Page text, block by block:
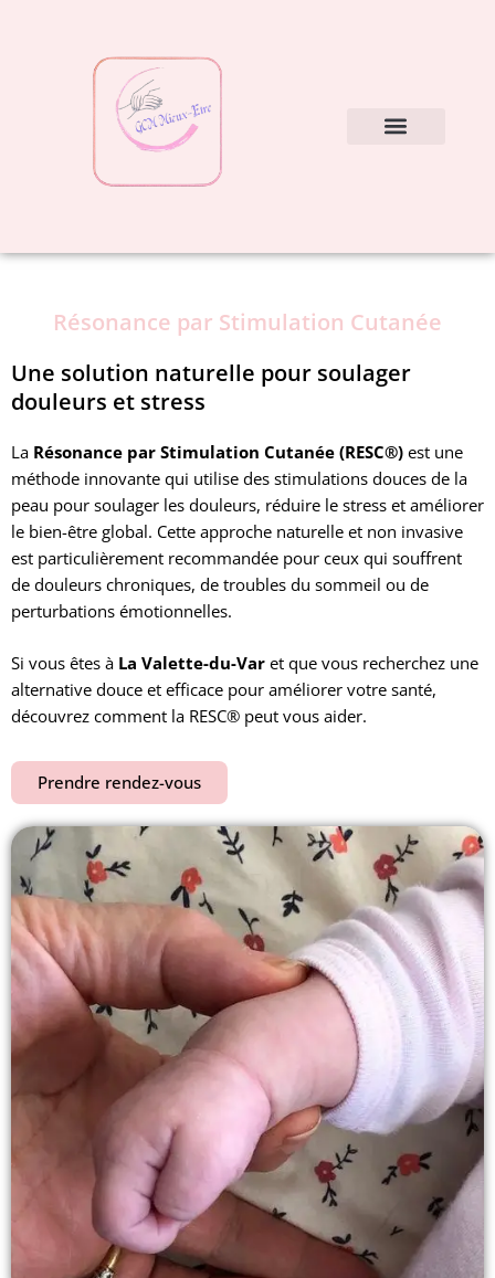
Résonance par Stimulation Cutanée
Une solution naturelle pour soulager
douleurs et stress
La Résonance par Stimulation Cutanée (RESC®) est une
méthode innovante qui utilise des stimulations douces de la
peau pour soulager les douleurs, réduire le stress et améliorer
le bien-être global. Cette approche naturelle et non invasive
est particulièrement recommandée pour ceux qui souffrent
de douleurs chroniques, de troubles du sommeil ou de
perturbations émotionnelles.
Si vous êtes à La Valette-du-Var et que vous recherchez une
alternative douce et efficace pour améliorer votre santé,
découvrez comment la RESC® peut vous aider.
Prendre rendez-vous